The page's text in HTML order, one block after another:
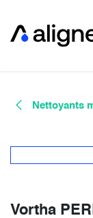
Nettoyants
Vortha